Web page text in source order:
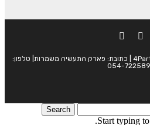
© כל הזכויות שמורות ל- 4Party 2024 | כתובת: פארק התעשיה משמרות| טלפון:
054-
Search
Start typing